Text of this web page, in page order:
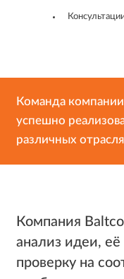
Команда
успешно
различных
Компания
анализ идеи, её
проверку на